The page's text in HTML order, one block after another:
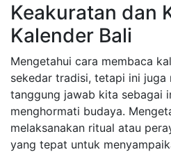
Keakuratan dan
Kalender Bali
Mengetahui cara membaca
sekedar tradisi, tetapi ini juga
tanggung jawab kita sebagai
menghormati budaya.
melaksanakan ritual atau
yang tepat untuk